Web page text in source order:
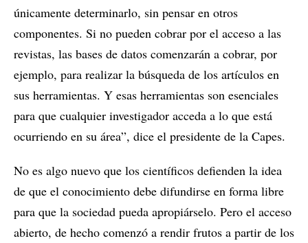
únicamente determinarlo, sin pensar en otros
componentes. Si no pueden cobrar por el acceso a las
revistas, las bases de datos comenzarán a cobrar, por
ejemplo, para realizar la búsqueda de los artículos en
sus herramientas. Y esas herramientas son esenciales
para que cualquier investigador acceda a lo que está
ocurriendo en su área”, dice el presidente de la Capes.
No es algo nuevo que los científicos defienden la idea
de que el conocimiento debe difundirse en forma libre
para que la sociedad pueda apropiárselo. Pero el acceso
abierto, de hecho comenzó a rendir frutos a partir de los